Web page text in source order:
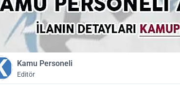
Kamu Personeli
Editör